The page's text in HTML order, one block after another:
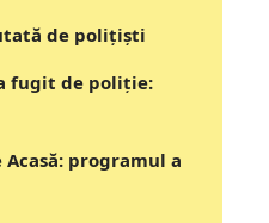
de polițiști
fugit de poliție:
programul a